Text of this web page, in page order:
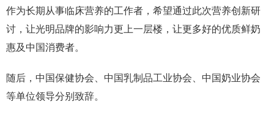
作为长期从事临床营养的工作者，希望通过此次营养创新研
讨，让光明品牌的影响力更上一层楼，让更多好的优质鲜奶
惠及中国消费者。
随后，中国保健协会、中国乳制品工业协会、中国奶业协会
等单位领导分别致辞。